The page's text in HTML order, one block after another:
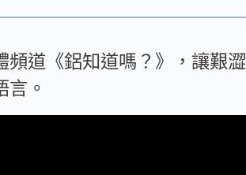
頻道《鋁知道嗎？》，讓艱澀
言。